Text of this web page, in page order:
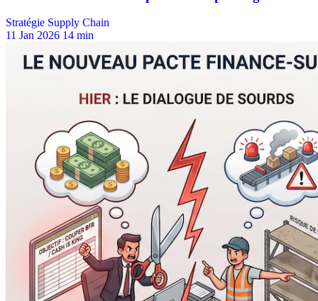
Stratégie Supply Chain
11 Jan 2026 14 min